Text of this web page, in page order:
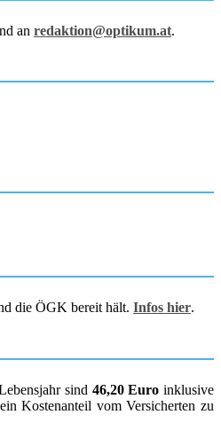
an redaktion@optikum.at.
die ÖGK bereit hält. Infos hier.
sind 46,20 Euro inklusive
Kostenanteil vom Versicherten zu